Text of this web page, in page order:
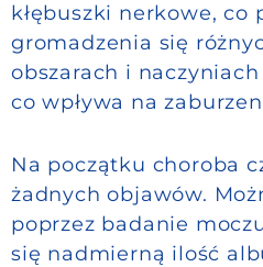
kłębuszki nerkowe, co
gromadzenia się
obszarach i
co wpływa na
Na początku choroba
żadnych objawów.
poprzez badanie
się nadmierną ilość